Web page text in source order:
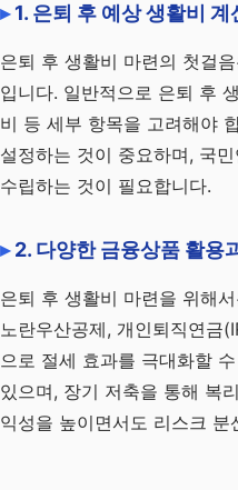
채널 바로가기
1. 은퇴 후 예상 생활비
은퇴 후 생활비 마련의 첫걸
입니다. 일반적으로 은퇴 후
비 등 세부 항목을 고려해야
설정하는 것이 중요하며, 국
수립하는 것이 필요합니다.
2. 다양한 금융상품 활용
은퇴 후 생활비 마련을 위해
노란우산공제, 개인퇴직연금
으로 절세 효과를 극대화할
있으며, 장기 저축을 통해 복
익성을 높이면서도 리스크